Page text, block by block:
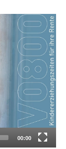
00:00